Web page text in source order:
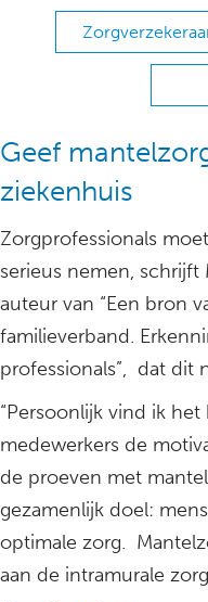
Geef
ziekenhuis
Zorgprofessionals
serieus nemen, schrijft
auteur van “Een bron
familieverband.
professionals”, dat dit
“Persoonlijk vind ik
medewerkers de
de proeven met
gezamenlijk doel:
optimale zorg.
aan de intramurale